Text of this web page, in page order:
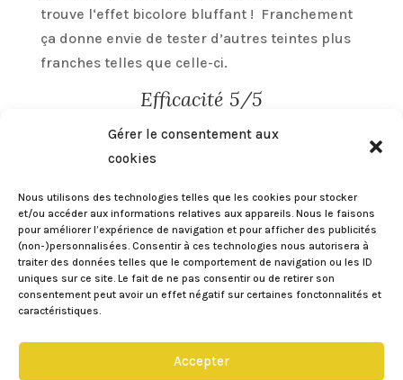
Gérer le consentement aux
cookies
Nous utilisons des technologies telles que les cookies pour stocker
et/ou accéder aux informations relatives aux appareils. Nous le faisons
pour améliorer l’expérience de navigation et pour afficher des publicités
(non-)personnalisées. Consentir à ces technologies nous autorisera à
traiter des données telles que le comportement de navigation ou les ID
uniques sur ce site. Le fait de ne pas consentir ou de retirer son
consentement peut avoir un effet négatif sur certaines fonctonnalités et
caractéristiques.
Accepter
trouve l‘effet bicolore bluffant ! Franchement
ça donne envie de tester d’autres teintes plus
franches telles que celle-ci.
Efficacité 5/5
Ergonomie 4/5
Odeur 5/5 (il n’en a aucune)
Les+:
– L’effetbicolore: très bien réussi ! Tout
dépend de la surface d’expression qu’à le
rouge à lèvres !
–Hydratation: dur à dire, en tout cas je ne sens
pas de sensation de dessèchement